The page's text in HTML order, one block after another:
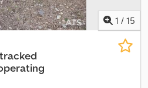
1 / 15
tracked